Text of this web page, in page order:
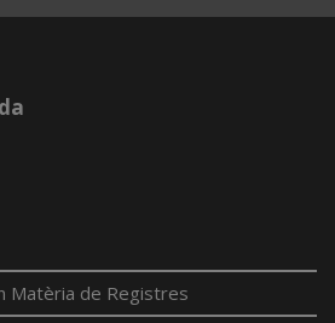
Matèria de Registres